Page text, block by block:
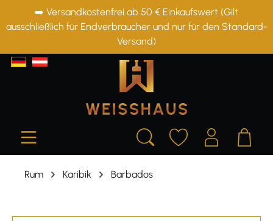
springen
➡️ Versandkostenfrei ab 50 € Einkaufswert (Gilt
ausschließlich für Endverbraucher und nur für den Standard-
Versand)
Rum Karibik Barbados